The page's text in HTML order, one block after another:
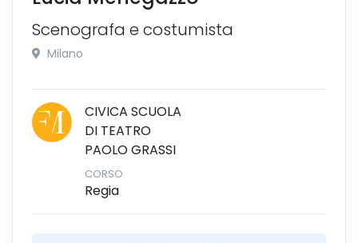
Scenografa e costumista
Milano
CIVICA SCUOLA
DI TEATRO
PAOLO GRASSI
CORSO
Regia